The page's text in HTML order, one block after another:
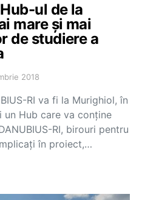
ul de la
mare și mai
de studiere a
2018
RI va fi la Murighiol, în
un Hub care va conține
RI, birouri pentru
în proiect,…